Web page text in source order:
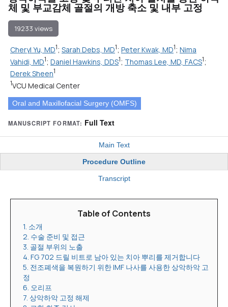
체 및 부교감체 골절의 개방 축소 및 내부 고정
19233 views
Cheryl Yu, MD1; Sarah Debs, MD1; Peter Kwak, MD1; Nima
Vahidi, MD1; Daniel Hawkins, DDS1; Thomas Lee, MD, FACS1;
Derek Sheen1
1VCU Medical Center
Oral and Maxillofacial Surgery (OMFS)
MANUSCRIPT FORMAT: Full Text
Main Text
Procedure Outline
Transcript
Table of Contents
1. 소개
2. 수술 준비 및 접근
3. 골절 부위의 노출
4. FG 702 드릴 비트로 남아 있는 치아 뿌리를 제거합니다
5. 전조폐색을 복원하기 위한 IMF 나사를 사용한 상악하악 고
정
6. 오리프
7. 상악하악 고정 해제